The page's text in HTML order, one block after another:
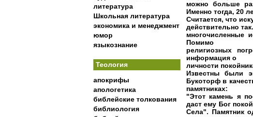
литература
Школьная литература
экономика и менеджмент
юмор
языкознание
Теология
апокрифы
апологетика
библейские толкования
библиология
можно больше
Именно тогда, 20
Считается, что
действительно
многочисленные
Помимо
религиозных
информация о
личности
Известны были
Букоторф в
памятниках:
"Этот камень я
даст ему Бог
Села". Памятник